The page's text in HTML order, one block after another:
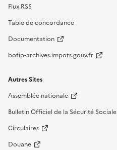
Flux RSS
Table de concordance
Documentation
bofip-archives.impots.gouv.fr
Autres Sites
Assemblée nationale
Bulletin Officiel de la Sécurité Sociale
Circulaires
Douane